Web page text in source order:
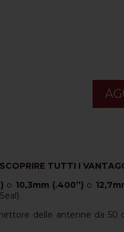
TUTTI I
o 10,3mm (.400”) o
delle antenne da